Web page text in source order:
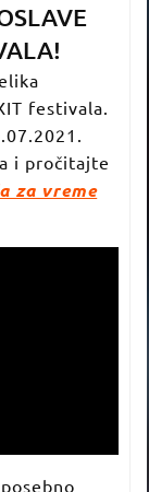
festivala.
i pročitajte
za vreme